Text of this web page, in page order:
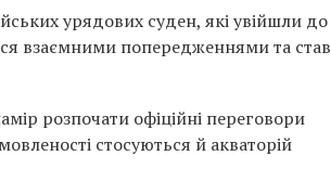
урядових суден, які увійшли до
взаємними попередженнями та став
розпочати офіційні переговори
стосуються й акваторій